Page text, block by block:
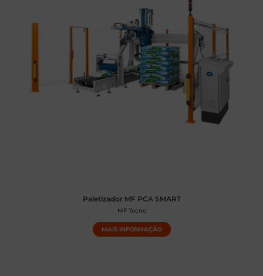
Paletizador MF PCA SMART
MF Tecno
MAIS INFORMAÇÃO